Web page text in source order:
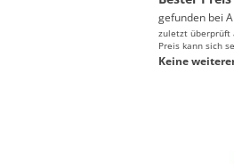
gefunden bei
zuletzt überprüft
Preis kann sich
Keine